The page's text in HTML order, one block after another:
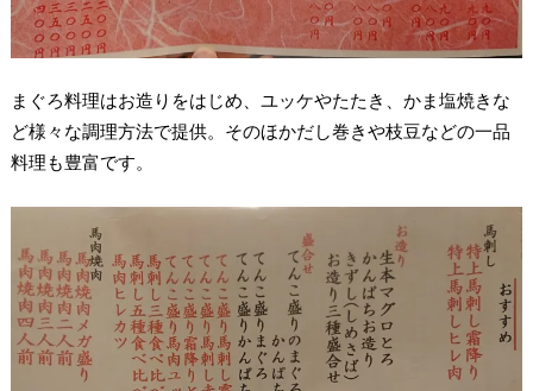
まぐろ料理はお造りをはじめ、ユッケやたたき、かま塩焼きな
ど様々な調理方法で提供。そのほかだし巻きや枝豆などの一品
料理も豊富です。